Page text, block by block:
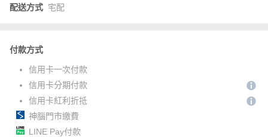
配送方式 宅配
付款方式
信用卡一次付款
信用卡分期付款
信用卡紅利折抵
神腦門市繳費
LINE Pay付款